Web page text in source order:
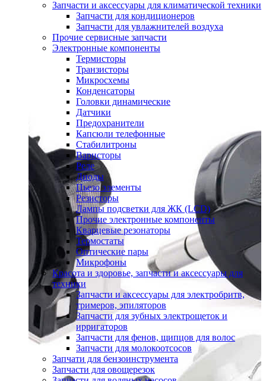
Запчасти и аксессуары для климатической техники
Запчасти для кондиционеров
Запчасти для увлажнителей воздуха
Прочие сервисные запчасти
Электронные компоненты
Термисторы
Транзисторы
Микросхемы
Конденсаторы
Головки динамические
Датчики
Предохранители
Капсюли телефонные
Стабилитроны
Варисторы
Реле
Диоды
Пьезо элементы
Резисторы
Лампы подсветки для ЖК (LCD)
Прочие электронные компоненты
Кварцевые резонаторы
Термостаты
Оптические пары
Микрофоны
Красота и здоровье, запчасти и аксессуары для
техники
Запчасти и аксессуары для электробритв,
тримеров, эпиляторов
Запчасти для зубных электрощеток и
ирригаторов
Запчасти для фенов, щипцов для волос
Запчасти для молокоотсосов
Запчати для бензоинструмента
Запчасти для овощерезок